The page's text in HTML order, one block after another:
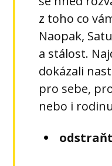
z toho co
Naopak,
a stálost.
dokázali
pro sebe,
nebo i